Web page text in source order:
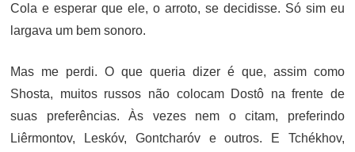
Cola e esperar que ele, o arroto, se decidisse. Só sim eu
largava um bem sonoro.
Mas me perdi. O que queria dizer é que, assim como
Shosta, muitos russos não colocam Dostô na frente de
suas preferências. Às vezes nem o citam, preferindo
Liêrmontov, Leskóv, Gontcharóv e outros. E Tchékhov,